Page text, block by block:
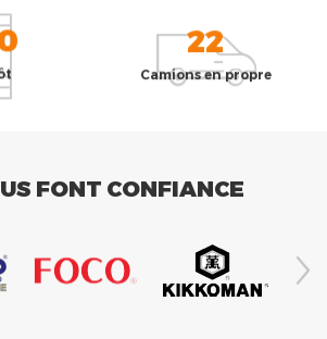
22
Camions en propre
FONT CONFIANCE